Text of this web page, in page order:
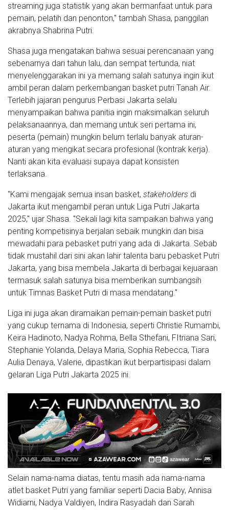
streaming juga statistik yang akan bermanfaat untuk para
pemain, pelatih dan penonton," tambah Shasa, panggilan
akrabnya Shabrina Putri.
Shasa juga mengatakan bahwa sesuai perencanaan yang
sebenarnya dari tahun lalu, dan sempat tertunda, niat
menyelenggarakan ini ya memang salah satunya ingin ikut
ambil peran dalam perkembangan basket putri Tanah Air.
Terlebih jajaran pengurus Perbasi Jakarta selalu
menyampaikan bahwa panitia ingin maksimalkan seluruh
pelaksanaannya, dan memang untuk seri pertama ini,
peserta (pemain) mungkin belum terlalu banyak aturan-
aturan yang mengikat secara profesional (kontrak kerja).
Nanti akan kita evaluasi supaya dapat konsisten
terlaksana.
"Kami mengajak semua insan basket, stakeholders di
Jakarta ikut mengambil peran untuk Liga Putri Jakarta
2025," ujar Shasa. "Sekali lagi kita sampaikan bahwa yang
penting kompetisinya berjalan sebaik mungkin dan bisa
mewadahi para pebasket putri yang ada di Jakarta. Sebab
tidak mustahil dari sini akan lahir talenta baru pebasket Putri
Jakarta, yang bisa membela Jakarta di berbagai kejuaraan
termasuk salah satunya bisa memberikan sumbangsih
untuk Timnas Basket Putri di masa mendatang."
Liga ini juga akan diramaikan pemain-pemain basket putri
yang cukup ternama di Indonesia, seperti Christie Rumambi,
Keira Hadinoto, Nadya Rohma, Bella Sthefani, FItriana Sari,
Stephanie Yolanda, Delaya Maria, Sophia Rebecca, Tiara
Aulia Denaya, Valerie, dipastikan ikut berpartisipasi dalam
gelaran Liga Putri Jakarta 2025 ini.
Selain nama-nama diatas, tentu masih ada nama-nama
atlet basket Putri yang familiar seperti Dacia Baby, Annisa
Widiarni, Nadya Valdiyen, Indira Rasyadah dan Sarah